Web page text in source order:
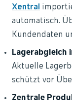
Xentral
automatisch.
Kundendaten
Lagerabgleich
Aktuelle
schützt vor
Zentrale